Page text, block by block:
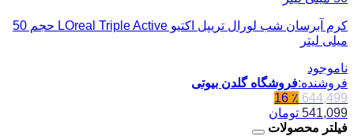
کرم آبرسان شب لورال تریپل اکتیو LOreal Triple Active حجم 50
میلی لیتر
ناموجود
فروشنده:فروشگاه گلدن بیوتی
644,499 ٪ 16
541,099 تومان
فیلتر محصولات